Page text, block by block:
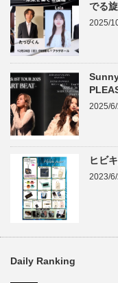
でる
2025/
2025/
ヒビ
2023/
Daily Ranking